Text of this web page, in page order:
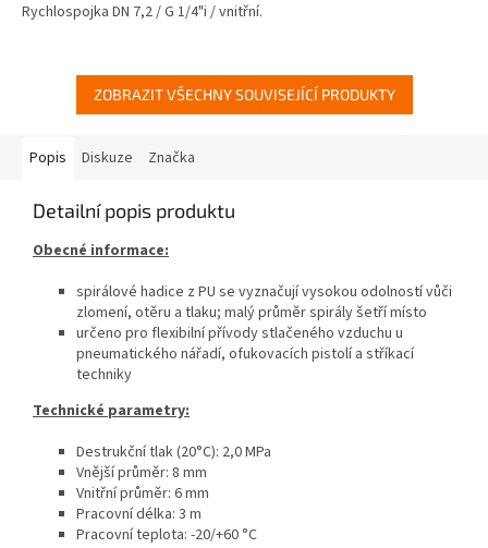
Rychlospojka DN 7,2 / G 1/4"i / vnitřní.
ZOBRAZIT VŠECHNY SOUVISEJÍCÍ PRODUKTY
Popis Diskuze Značka
Detailní popis produktu
Obecné informace:
spirálové hadice z PU se vyznačují vysokou odolností vůči
zlomení, otěru a tlaku; malý průměr spirály šetří místo
určeno pro flexibilní přívody stlačeného vzduchu u
pneumatického nářadí, ofukovacích pistolí a stříkací
techniky
Technické parametry:
Destrukční tlak (20°C): 2,0 MPa
Vnější průměr: 8 mm
Vnitřní průměr: 6 mm
Pracovní délka: 3 m
Pracovní teplota: -20/+60 °C